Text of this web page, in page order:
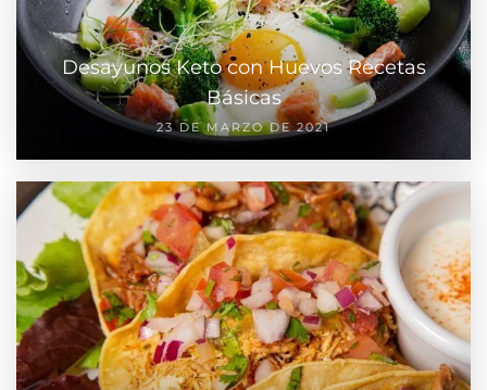
Desayunos Keto con Huevos Recetas
Básicas
23 DE MARZO DE 2021